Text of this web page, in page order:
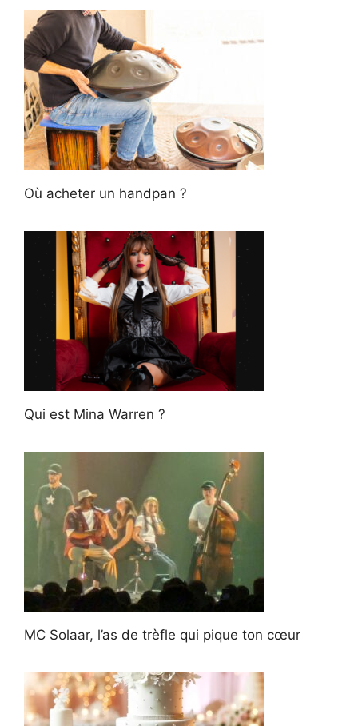
Où acheter un handpan ?
Qui est Mina Warren ?
MC Solaar, l’as de trèfle qui pique ton cœur